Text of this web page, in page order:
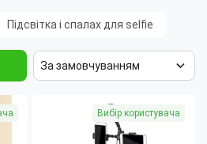
Підсвітка і спалах для selfie
За замовчуванням
Вибір користувача